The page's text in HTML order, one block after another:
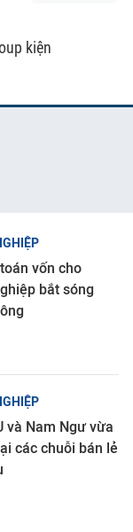
kiện
vốn cho
bắt sóng
và Nam Ngư vừa
các chuỗi bán lẻ